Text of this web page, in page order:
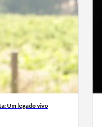
Um legado vivo